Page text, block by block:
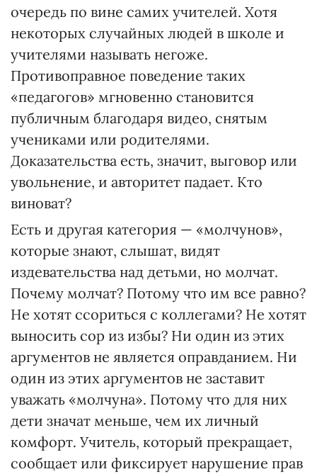
очередь по вине самих учителей. Хотя
некоторых случайных людей в школе и
учителями называть негоже.
Противоправное поведение таких
«педагогов» мгновенно становится
публичным благодаря видео, снятым
учениками или родителями.
Доказательства есть, значит, выговор или
увольнение, и авторитет падает. Кто
виноват?
Есть и другая категория — «молчунов»,
которые знают, слышат, видят
издевательства над детьми, но молчат.
Почему молчат? Потому что им все равно?
Не хотят ссориться с коллегами? Не хотят
выносить сор из избы? Ни один из этих
аргументов не является оправданием. Ни
один из этих аргументов не заставит
уважать «молчуна». Потому что для них
дети значат меньше, чем их личный
комфорт. Учитель, который прекращает,
сообщает или фиксирует нарушение прав